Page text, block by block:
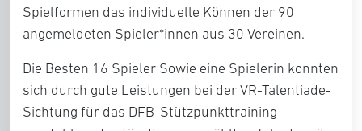
Spielformen das individuelle Können der 90
angemeldeten Spieler*innen aus 30 Vereinen.
Die Besten 16 Spieler Sowie eine Spielerin konnten
sich durch gute Leistungen bei der VR-Talentiade-
Sichtung für das DFB-Stützpunkttraining